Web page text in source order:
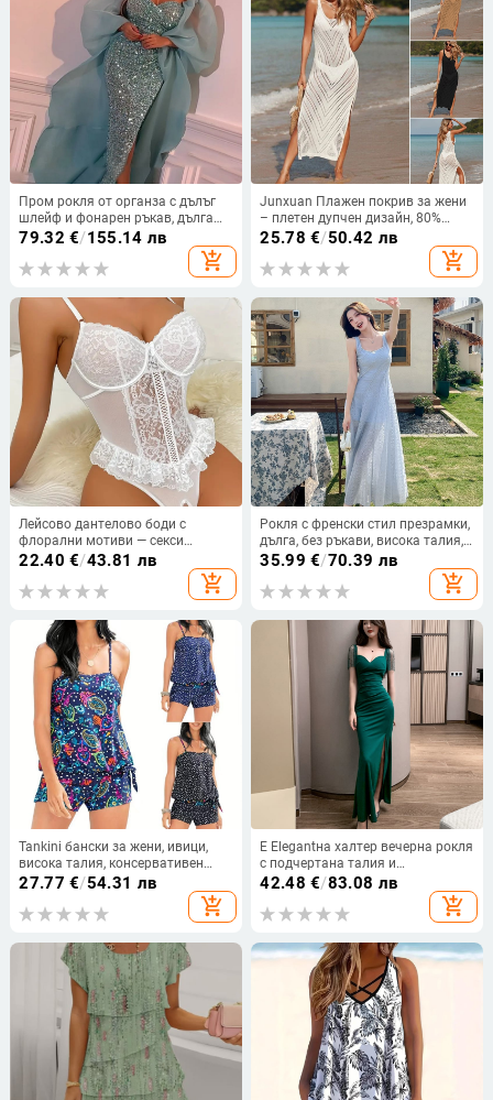
Пром рокля от органза с дълъг
шлейф и фонарен ръкав, дълга
пола — Пролет 2024
79.32 €/155.14 лв
add_shopping_cart
Junxuan Плажен покрив за жени
– плетен дупчен дизайн, 80%
полиестер съдържание, подплата
25.78 €/50.42 лв
add_shopping_cart
Лейсово дантелово боди с
флорални мотиви — секси
прозрачно тяло, дълбок V гръб и
открит чат; полиестер 95–100%,
тънък материал 121–140 г/m2,
22.40 €/43.81 лв
add_shopping_cart
Рокля с френски стил презрамки,
дълга, без ръкави, висока талия,
квадратно деколте
35.99 €/70.39 лв
add_shopping_cart
Tankini бански за жени, ивици,
висока талия, консервативен
дизайн; подплата в чашката без
метална опора; полиестер 85%,
подплата 15% спандекс; без
27.77 €/54.31 лв
add_shopping_cart
Е Elegantна халтер вечерна рокля
с подчертана талия и
прикриване на корема, дълга
рокля стил русалка за формални
събития
42.48 €/83.08 лв
add_shopping_cart